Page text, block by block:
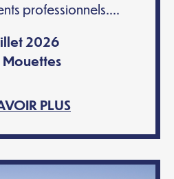
professionnels....
2026
Mouettes
PLUS